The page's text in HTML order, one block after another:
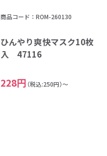
商品コード：ROM-260130
ひんやり爽快マスク10枚
入 47116
228円 （税込:250円）～